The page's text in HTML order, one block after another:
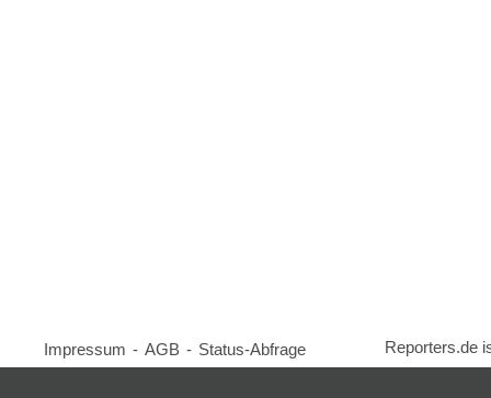
Impressum - AGB - Status-Abfrage Reporters.de